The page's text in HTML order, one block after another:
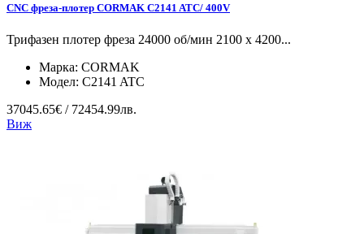
CNC фреза-плотер CORMAK C2141 ATC/ 400V
Трифазен плотер фреза 24000 об/мин 2100 x 4200...
Марка: CORMAK
Модел: C2141 ATC
37045.65€ / 72454.99лв.
Виж